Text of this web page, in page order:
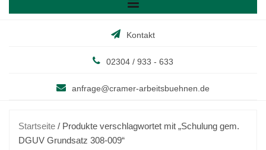
Kontakt
02304 / 933 - 633
anfrage@cramer-arbeitsbuehnen.de
Startseite / Produkte verschlagwortet mit „Schulung gem.
DGUV Grundsatz 308-009“